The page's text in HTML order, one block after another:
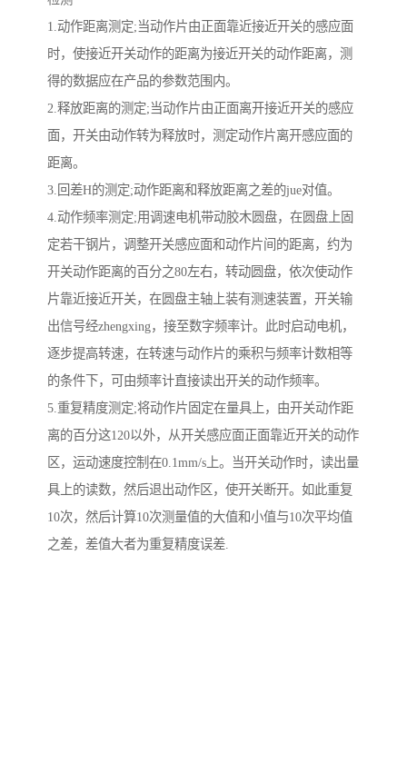
1.动作距离测定;当动作片由正面靠近接近开关的感应面
时，使接近开关动作的距离为接近开关的动作距离，测
得的数据应在产品的参数范围内。
2.释放距离的测定;当动作片由正面离开接近开关的感应
面，开关由动作转为释放时，测定动作片离开感应面的
距离。
3.回差H的测定;动作距离和释放距离之差的jue对值。
4.动作频率测定;用调速电机带动胶木圆盘，在圆盘上固
定若干钢片，调整开关感应面和动作片间的距离，约为
开关动作距离的百分之80左右，转动圆盘，依次使动作
片靠近接近开关，在圆盘主轴上装有测速装置，开关输
出信号经zhengxing，接至数字频率计。此时启动电机，
逐步提高转速，在转速与动作片的乘积与频率计数相等
的条件下，可由频率计直接读出开关的动作频率。
5.重复精度测定;将动作片固定在量具上，由开关动作距
离的百分这120以外，从开关感应面正面靠近开关的动作
区，运动速度控制在0.1mm/s上。当开关动作时，读出量
具上的读数，然后退出动作区，使开关断开。如此重复
10次，然后计算10次测量值的大值和小值与10次平均值
之差，差值大者为重复精度误差.